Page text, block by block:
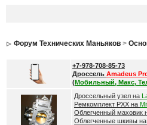
Форум Технических Маньяков>
+7-978-708-85-73
Дроссель Amadeus
(Мобильный, Макс,
Дроссельный узел на
Ремкомплект РХХ на
Облегченный маховик
Облегченные шкивы на